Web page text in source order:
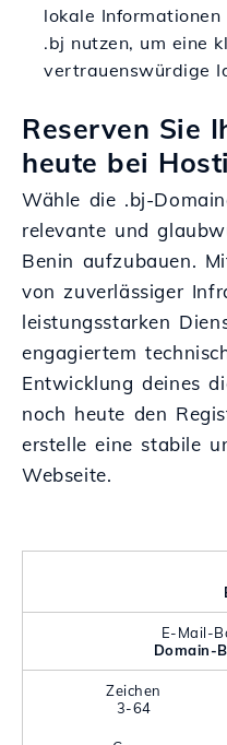
lokale
.bj nutzen, um eine
vertrauenswürdige
Reserven Sie
heute bei
Wähle die .bj-
relevante und
Benin aufzubauen.
von zuverlässiger
leistungsstarken
engagiertem
Entwicklung deines
noch heute den
erstelle eine stabile
Webseite.
E-Mail-
Domain-
Zeichen
3-64